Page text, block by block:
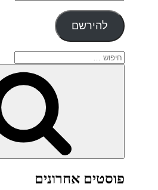
דואר
אלקטרוני
להירשם
חפש:
פוסטים אחרונים